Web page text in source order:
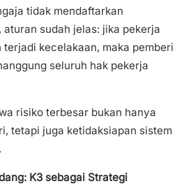
tidak mendaftarkan
aturan sudah jelas: jika pekerja
kecelakaan, maka pemberi
seluruh hak pekerja
risiko terbesar bukan hanya
tetapi juga ketidaksiapan sistem
K3 sebagai Strategi